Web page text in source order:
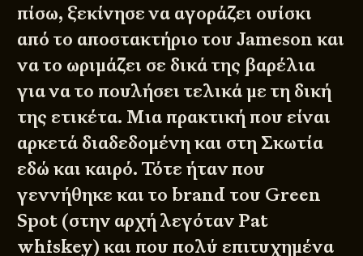
πίσω, ξεκίνησε να αγοράζει ουίσκι
από το αποστακτήριο του Jameson και
να το ωριμάζει σε δικά της βαρέλια
για να το πουλήσει τελικά με τη δική
της ετικέτα. Μια πρακτική που είναι
αρκετά διαδεδομένη και στη Σκωτία
εδώ και καιρό. Τότε ήταν που
γεννήθηκε και το brand του Green
Spot (στην αρχή λεγόταν Pat
whiskey) και που πολύ επιτυχημένα